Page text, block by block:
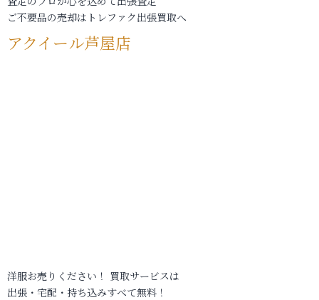
ご不要品の売却はトレファク出張買取へ
アクイール芦屋店
洋服お売りください！ 買取サービスは
出張・宅配・持ち込みすべて無料！